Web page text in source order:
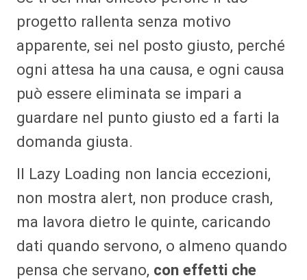
progetto rallenta senza motivo
apparente, sei nel posto giusto, perché
ogni attesa ha una causa, e ogni causa
può essere eliminata se impari a
guardare nel punto giusto ed a farti la
domanda giusta.
Il Lazy Loading non lancia eccezioni,
non mostra alert, non produce crash,
ma lavora dietro le quinte, caricando
dati quando servono, o almeno quando
pensa che servano, con effetti che